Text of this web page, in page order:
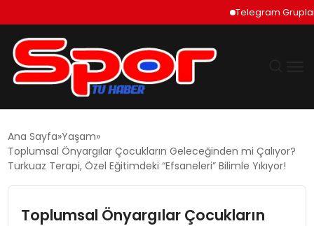
Telegram Grupları
DÜNYA
Ana Sayfa Yaşam
Toplumsal Önyargılar Çocukların Geleceğinden mi Çalıyor?
Turkuaz Terapi, Özel Eğitimdeki “Efsaneleri” Bilimle Yıkıyor!
Toplumsal Önyargılar Çocukların